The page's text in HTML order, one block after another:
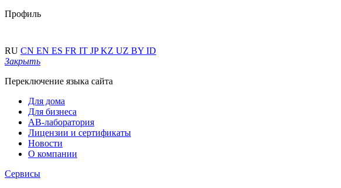
Профиль
RU CN EN ES FR IT JPKZ UZ BY ID
Закрыть
Переключение языка сайта
Для дома
Для бизнеса
АВ-лаборатория
Лицензии и сертификаты
Новости
О компании
Сервисы